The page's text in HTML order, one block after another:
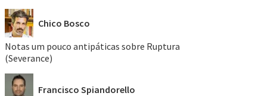
Chico Bosco
Notas um pouco antipáticas sobre Ruptura
(Severance)
Francisco Spiandorello